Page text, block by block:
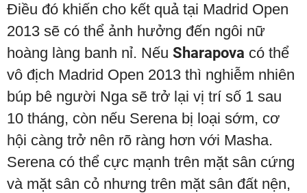
Điều đó khiến cho kết quả tại Madrid Open
2013 sẽ có thể ảnh hưởng đến ngôi nữ
hoàng làng banh nỉ. Nếu Sharapova có thể
vô địch Madrid Open 2013 thì nghiễm nhiên
búp bê người Nga sẽ trở lại vị trí số 1 sau
10 tháng, còn nếu Serena bị loại sớm, cơ
hội càng trở nên rõ ràng hơn với Masha.
Serena có thể cực mạnh trên mặt sân cứng
và mặt sân cỏ nhưng trên mặt sân đất nện,